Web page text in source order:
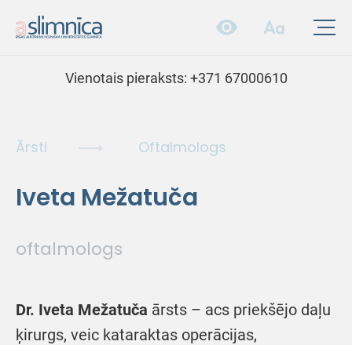
Vienotais pieraksts: +371 67000610
Ārsti Oftalmologs
Iveta Mežatuča
oftalmologs
Dr. Iveta Mežatuča ārsts – acs priekšējo daļu
ķirurgs, veic kataraktas operācijas,